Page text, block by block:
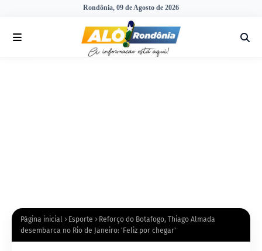
Rondônia, 09 de Agosto de 2026
Página inicial Esporte
Reforço do Botafogo, Thiago Almada
desembarca no Rio de Janeiro: 'Feliz por chegar'